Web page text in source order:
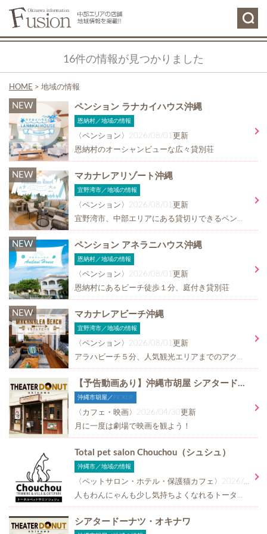
16件の情報が見つかりました
HOME > 地域の情報
NEW ペンション ラナカイハウス沖縄
恩納村／地域の情報
〈ペンション〉2026/08/01更新
恩納村のオーシャンビューな広々貸別荘
NEW マカナレアリゾート沖縄
宜野湾市／地域の情報
〈ペンション〉2026/08/01更新
宜野湾市、中部エリアにある貸切りできるペンション
NEW ペンション アネラニハウス沖縄
恩納村／地域の情報
〈ペンション〉2026/08/01更新
恩納村にあるビーチ徒歩１分、庭付き貸別荘
NEW マカナレアビーチ沖縄
宜野湾市／地域の情報
〈ペンション〉2026/08/01更新
アラハビーチ５分、人気観光エリアまでのアクセス抜群
【予告動画あり】沖縄市胡屋 シアタードーナツのおすすめ映画情報！！
沖縄市胡屋／PICKUP
〈カフェ・映画〉2026/04/30更新
月に一度は劇場で映画を観よう！
Total pet salon Chouchou（シュシュ）
沖縄市／地域の情報
〈ペットサロン・ホテル・保護猫カフェ〉2026/04/03更新
人もわんにゃんも少し気持ちよくなれるトータルペットサロン
シアタードーナツ・オキナワ